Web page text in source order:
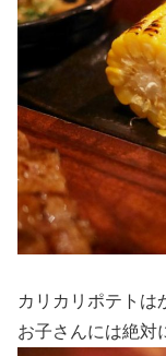
カリカリポテトは
お子さんには絶対